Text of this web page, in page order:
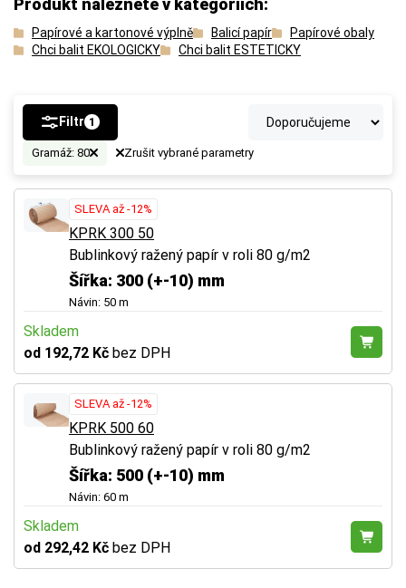
Produkt naleznete v kategoriích:
Papírové a kartonové výplně Balicí papír
Papírové obaly
Chci balit EKOLOGICKY
Chci balit ESTETICKY
Filtr 1
Gramáž: 80 Zrušit vybrané parametry
SLEVA až -12%
KPRK 300 50
Bublinkový ražený papír v roli 80 g/m2
Šířka: 300 (+-10) mm
Návin: 50 m
Skladem
od 192,72 Kč bez DPH
SLEVA až -12%
KPRK 500 60
Bublinkový ražený papír v roli 80 g/m2
Šířka: 500 (+-10) mm
Návin: 60 m
Skladem
od 292,42 Kč bez DPH